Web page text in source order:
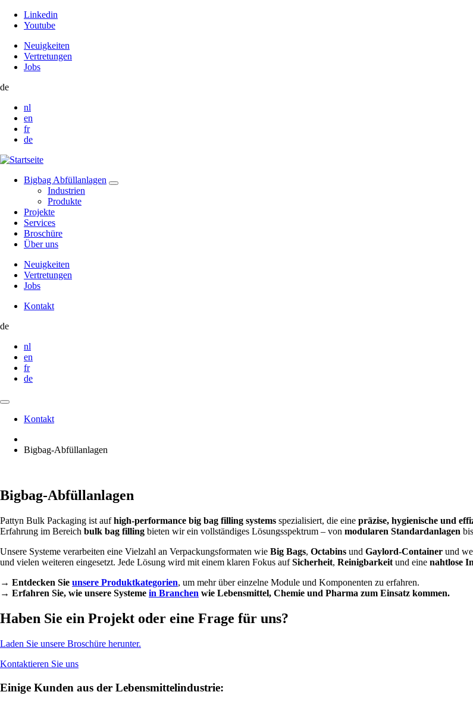
Linkedin
Youtube
Neuigkeiten
Vertretungen
Jobs
de
nl
en
fr
de
Bigbag Abfüllanlagen
Industrien
Produkte
Projekte
Services
Broschüre
Über uns
Neuigkeiten
Vertretungen
Jobs
Contact
Kontakt
de
nl
en
fr
de
Kontakt
Bigbag-Abfüllanlagen
Bigbag-Abfüllanlagen
Pattyn Bulk Packaging ist aufhigh-performance big bag filling systems spezialisiert, die eine präzise, hygienische und
Erfahrung im Bereich bulk bag filling bieten wir ein vollständiges Lösungsspektrum – von modularen Standardanlagen
Unsere Systeme verarbeiten eine Vielzahl an Verpackungsformaten wie Big Bags, Octabins und Gaylord-Container und
und vielen weiteren eingesetzt. Jede Lösung wird mit einem klaren Fokus aufSicherheit, Reinigbarkeit und eine nahtlose
→ Entdecken Sie unsere Produktkategorien, um mehr über einzelne Module und Komponenten zu erfahren.
→ Erfahren Sie, wie unsere Systeme in Branchen wie Lebensmittel, Chemie und Pharma zum Einsatz kommen.
Haben Sie ein Projekt oder eine Frage für uns?
Laden Sie unsere Broschüre herunter.
Kontaktieren Sie uns
Einige Kunden aus der Lebensmittelindustrie: